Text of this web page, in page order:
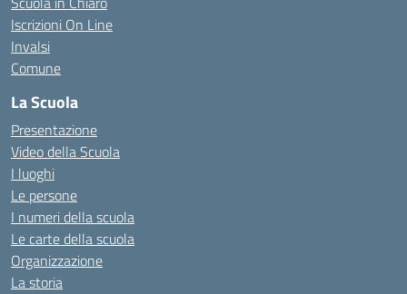
Iscrizioni On Line
Invalsi
Comune
La Scuola
Presentazione
Video della Scuola
I luoghi
Le persone
I numeri della scuola
Le carte della scuola
Organizzazione
La storia